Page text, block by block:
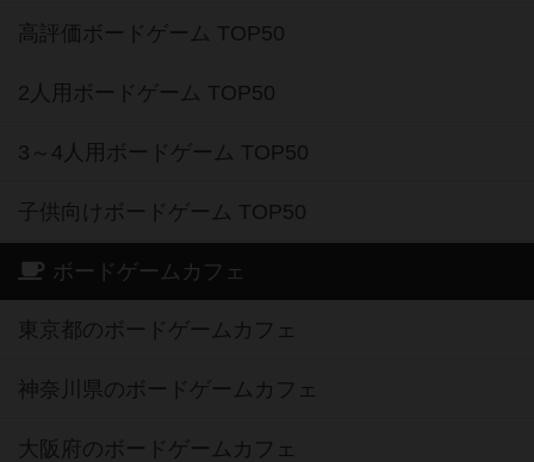
高評価ボードゲーム TOP50
2人用ボードゲーム TOP50
3～4人用ボードゲーム TOP50
子供向けボードゲーム TOP50
ボードゲームカフェ
東京都のボードゲームカフェ
神奈川県のボードゲームカフェ
大阪府のボードゲームカフェ